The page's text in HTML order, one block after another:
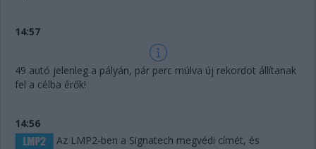
14:57
49 autó jelenleg a pályán, pár perc múlva új rekordot állítanak
fel a célba érők!
14:56
Az LMP2-ben a Signatech megvédi címét, és